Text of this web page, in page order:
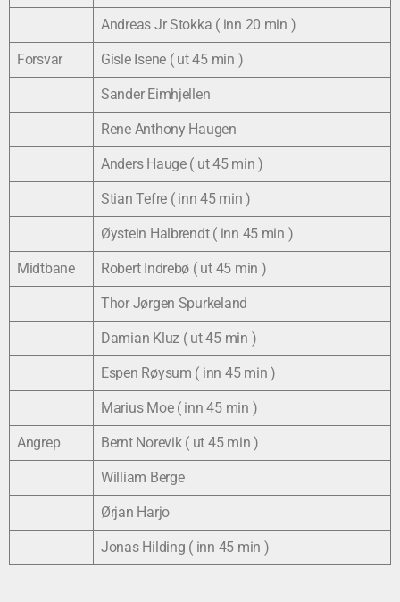
Andreas Jr Stokka ( inn 20 min )
Forsvar Gisle Isene ( ut 45 min )
Sander Eimhjellen
Rene Anthony Haugen
Anders Hauge ( ut 45 min )
Stian Tefre ( inn 45 min )
Øystein Halbrendt ( inn 45 min )
Midtbane Robert Indrebø ( ut 45 min )
Thor Jørgen Spurkeland
Damian Kluz ( ut 45 min )
Espen Røysum ( inn 45 min )
Marius Moe ( inn 45 min )
Angrep Bernt Norevik ( ut 45 min )
William Berge
Ørjan Harjo
Jonas Hilding ( inn 45 min )